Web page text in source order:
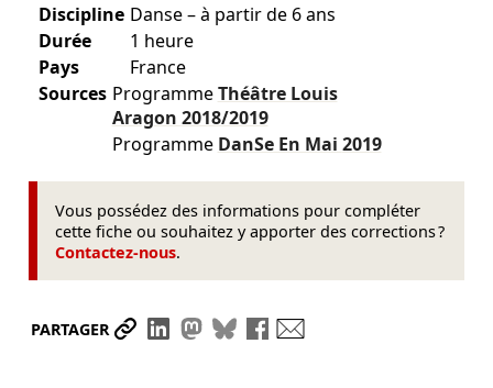
Discipline Danse – à partir de 6 ans
Durée
1 heure
Pays
France
Sources ProgrammeThéâtre Louis
Aragon 2018/2019
Programme DanSe En Mai 2019
Vous possédez des informations pour compléter
cette fiche ou souhaitez y apporter des corrections ?
Contactez-nous.
PARTAGER Partager le lien
Partager sur LinkedIn
Partager sur Mastodon
Partager sur Bluesky
Partager sur Facebook